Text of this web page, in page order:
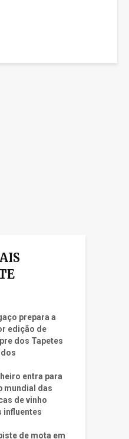
prepara a
edição de
dos Tapetes
entra para
mundial das
de vinho
influentes
de mota em